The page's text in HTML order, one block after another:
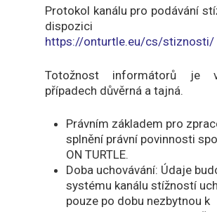
Protokol kanálu pro podávání
dispozici
https://onturtle.eu/cs/stiznosti/
Totožnost informátorů je
případech důvěrná a tajná.
Právním základem pro
splnění právní povinnosti
ON TURTLE.
Doba uchovávání: Údaje
systému kanálu stížností
pouze po dobu nezbytnou k